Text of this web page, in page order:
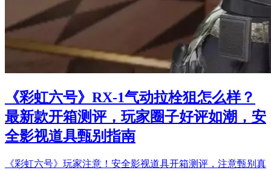
《彩虹六号》RX-1气动拉栓狙怎么样？
最新款开箱测评，玩家圈子好评如潮，安
全影视道具甄别指南
《彩虹六号》玩家注意！安全影视道具开箱测评，注意甄别真